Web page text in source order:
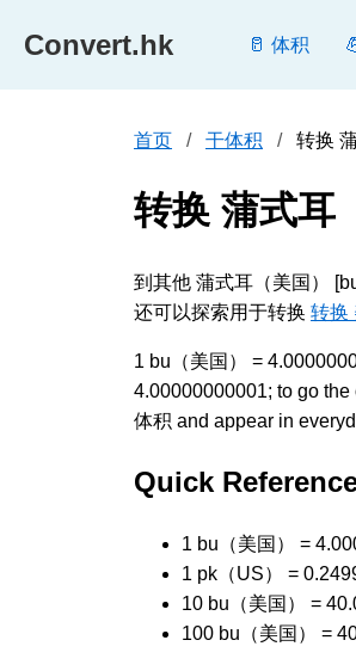
Convert.hk 🥛 体积
首页 干体积 转换
转换 蒲式耳
到其他 蒲式耳（美国）
还可以探索用于转换 转换
1 bu（美国） =
4.00000000001; to go
体积 and appear in
Quick
1 bu（美国） =
1 pk（US） =
10 bu（美国） =
100 bu（美国） =